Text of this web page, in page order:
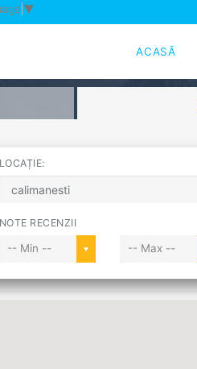
▼
ACASĂ
LOCAȚIE:
NOTE RECENZII
-- Min -- -- Max --